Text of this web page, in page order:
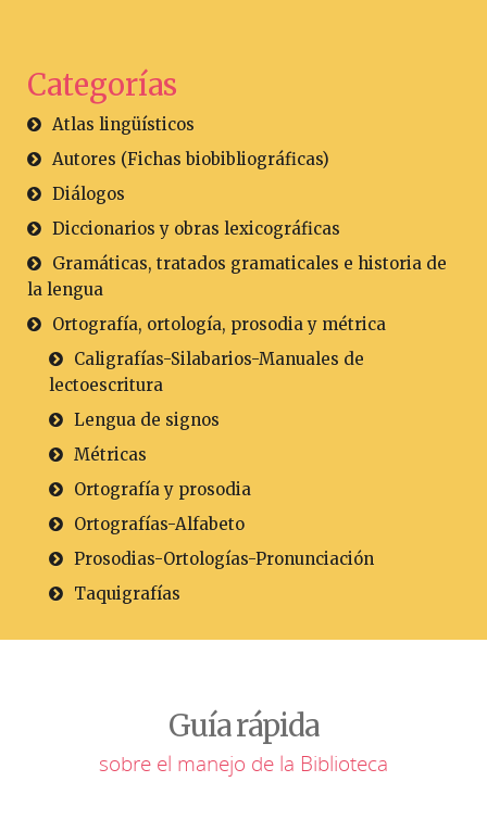
Categorías
Atlas lingüísticos
Autores (Fichas biobibliográficas)
Diálogos
Diccionarios y obras lexicográficas
Gramáticas, tratados gramaticales e historia de
la lengua
Ortografía, ortología, prosodia y métrica
Caligrafías-Silabarios-Manuales de
lectoescritura
Lengua de signos
Métricas
Ortografía y prosodia
Ortografías-Alfabeto
Prosodias-Ortologías-Pronunciación
Taquigrafías
Guía rápida
sobre el manejo de la Biblioteca